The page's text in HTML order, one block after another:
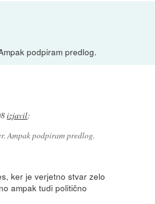
podpiram predlog.
izjavil:
Ampak podpiram predlog.
ker je verjetno stvar zelo
ampak tudi politično